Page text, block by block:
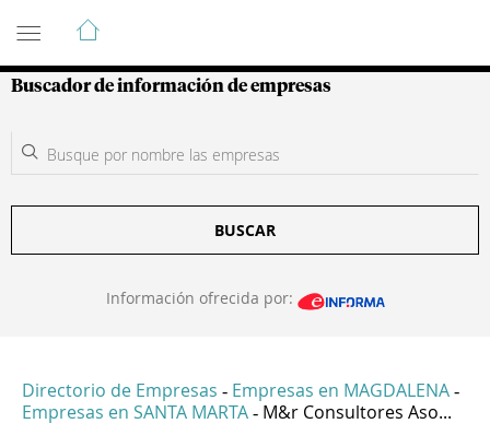
Guía de Empresas Colombianas
Buscador de información de empresas
BUSCAR
Información ofrecida por:
Directorio de Empresas - Empresas en MAGDALENA -
Empresas en SANTA MARTA - M&r Consultores Aso...